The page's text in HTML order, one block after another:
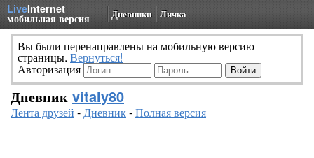
LiveInternet
мобильная версия Дневники Личка
Вы были перенаправлены на мобильную версию
страницы. Вернуться!
Авторизация
Дневник vitaly80
Лента друзей -Дневник-Полная версия